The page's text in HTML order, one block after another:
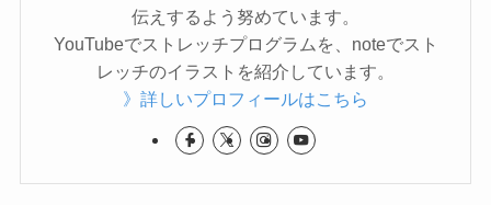
伝えするよう努めています。
YouTubeでストレッチプログラムを、noteでスト
レッチのイラストを紹介しています。
》詳しいプロフィールはこちら